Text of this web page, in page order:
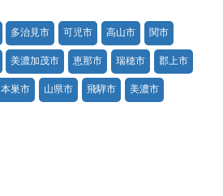
多治見市 可児市 高山市 関市
美濃加茂市 恵那市 瑞穂市 郡上市
本巣市 山県市 飛騨市 美濃市